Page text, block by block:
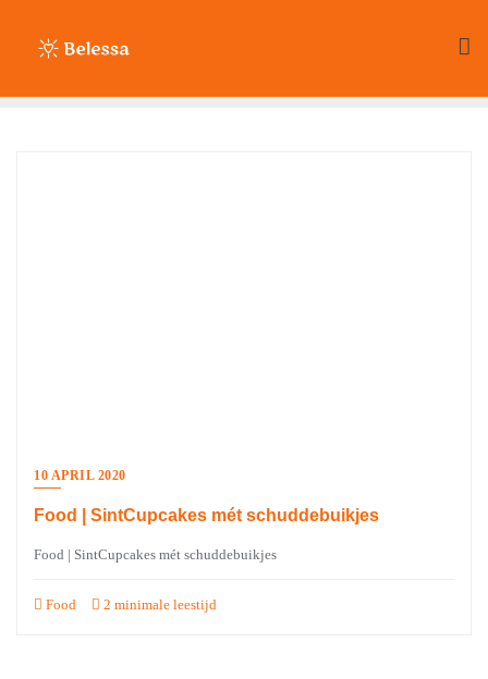
inhoud
10 APRIL 2020
Food | SintCupcakes mét schuddebuikjes
Food | SintCupcakes mét schuddebuikjes
Food 2 minimale leestijd